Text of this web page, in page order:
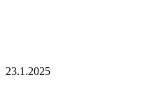
23.1.2025